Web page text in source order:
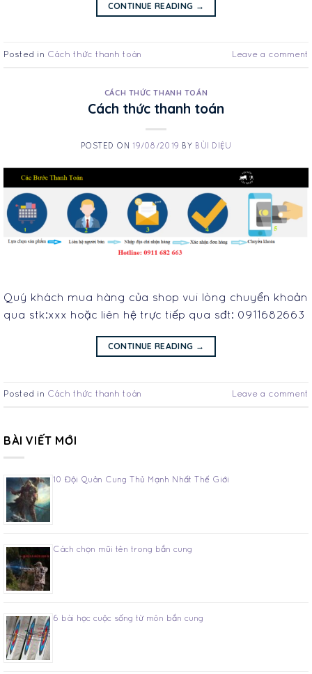
CONTINUE READING →
Posted in Cách thức thanh toán Leave a comment
CÁCH THỨC THANH TOÁN
Cách thức thanh toán
POSTED ON 19/08/2019 BY BÙI DIỆU
Quý khách mua hàng của shop vui lòng chuyển khoản
qua stk:xxx hoặc liên hệ trực tiếp qua sđt: 0911682663
CONTINUE READING →
Posted in Cách thức thanh toán Leave a comment
BÀI VIẾT MỚI
10 Đội Quân Cung Thủ Mạnh Nhất Thế Giới
Cách chọn mũi tên trong bắn cung
6 bài học cuộc sống từ môn bắn cung